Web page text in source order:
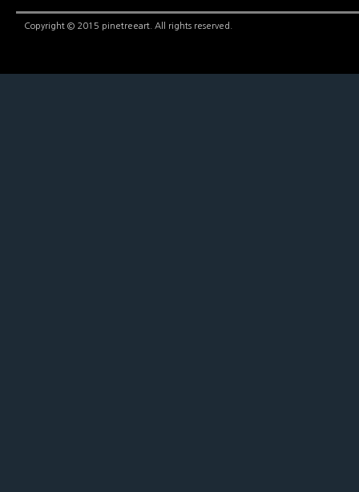
Copyright © 2015 pinetreeart. All rights reserved.